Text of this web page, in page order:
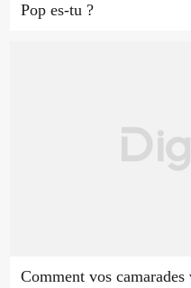
Pop es-tu ?
Comment vos